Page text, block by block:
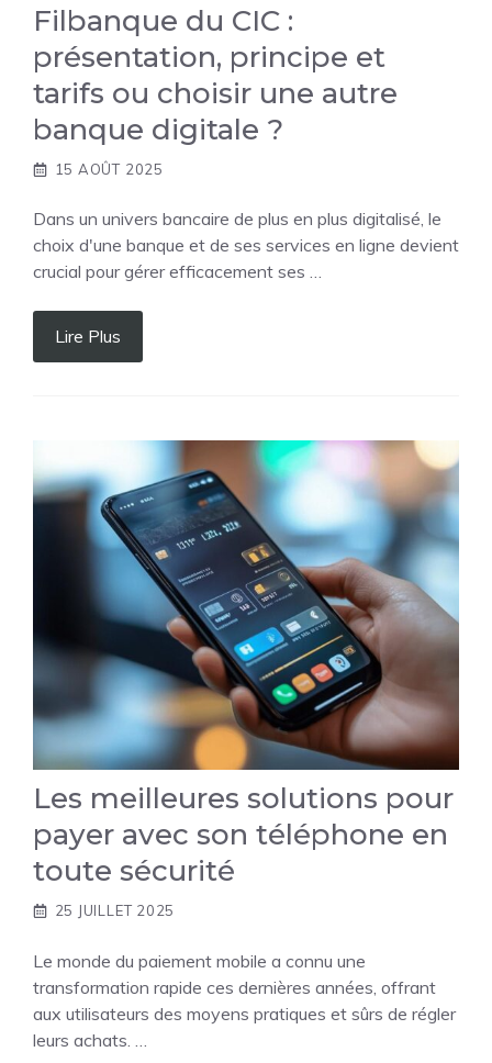
Filbanque du CIC :
présentation, principe et
tarifs ou choisir une autre
banque digitale ?
15 AOÛT 2025
Dans un univers bancaire de plus en plus digitalisé, le
choix d'une banque et de ses services en ligne devient
crucial pour gérer efficacement ses …
Lire Plus
Les meilleures solutions pour
payer avec son téléphone en
toute sécurité
25 JUILLET 2025
Le monde du paiement mobile a connu une
transformation rapide ces dernières années, offrant
aux utilisateurs des moyens pratiques et sûrs de régler
leurs achats. …